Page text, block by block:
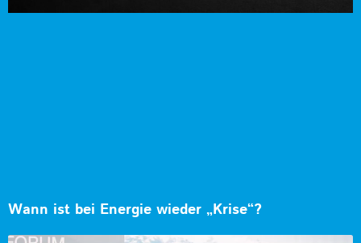
Wann ist bei Energie wieder „Krise“?